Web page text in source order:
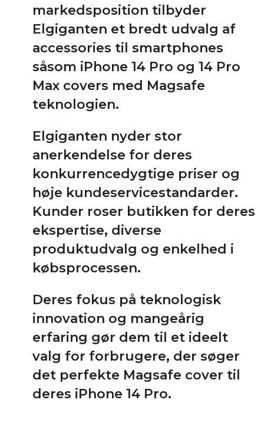
markedsposition tilbyder
Elgiganten et bredt udvalg af
accessories til smartphones
såsom iPhone 14 Pro og 14 Pro
Max covers med Magsafe
teknologien.
Elgiganten nyder stor
anerkendelse for deres
konkurrencedygtige priser og
høje kundeservicestandarder.
Kunder roser butikken for deres
ekspertise, diverse
produktudvalg og enkelhed i
købsprocessen.
Deres fokus på teknologisk
innovation og mangeårig
erfaring gør dem til et ideelt
valg for forbrugere, der søger
det perfekte Magsafe cover til
deres iPhone 14 Pro.